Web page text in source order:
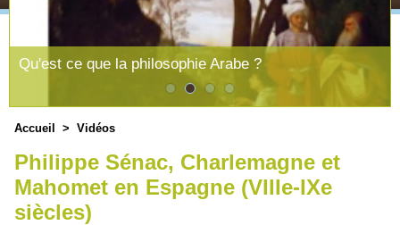
Qu'est ce que la philosophie Arabe ?
Accueil > Vidéos
Philippe Sénac, Charlemagne et
Mahomet en Espagne (VIIIe-IXe
siècles)